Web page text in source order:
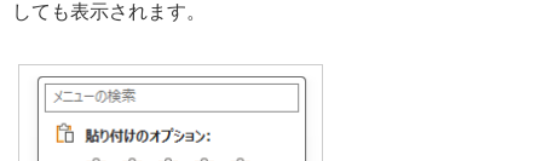
しても表示されます。